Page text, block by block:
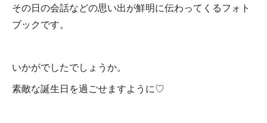
その日の会話などの思い出が鮮明に伝わってくるフォト
ブックです。
いかがでしたでしょうか。
素敵な誕生日を過ごせますように♡